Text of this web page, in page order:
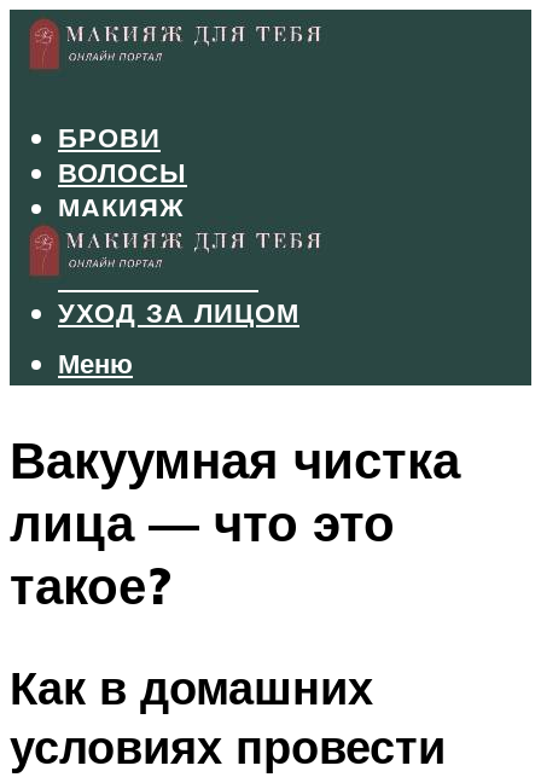
БРОВИ
ВОЛОСЫ
МАКИЯЖ
МАНИКЮР
ТУШЬ И ТЕНИ
УХОД ЗА ЛИЦОМ
Меню
Меню
Вакуумная чистка
лица — что это
такое?
Как в домашних
условиях провести